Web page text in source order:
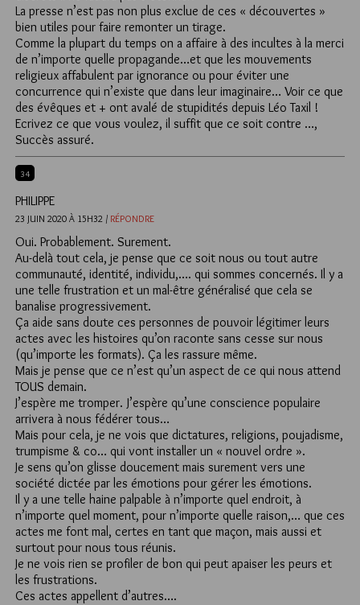
La presse n’est pas non plus exclue de ces « découvertes »
bien utiles pour faire remonter un tirage.
Comme la plupart du temps on a affaire à des incultes à la merci
de n’importe quelle propagande…et que les mouvements
religieux affabulent par ignorance ou pour éviter une
concurrence qui n’existe que dans leur imaginaire… Voir ce que
des évêques et + ont avalé de stupidités depuis Léo Taxil !
Ecrivez ce que vous voulez, il suffit que ce soit contre …,
Succès assuré.
34
PHILIPPE
23 JUIN 2020 À 15H32 / RÉPONDRE
Oui. Probablement. Surement.
Au-delà tout cela, je pense que ce soit nous ou tout autre
communauté, identité, individu,…. qui sommes concernés. Il y a
une telle frustration et un mal-être généralisé que cela se
banalise progressivement.
Ça aide sans doute ces personnes de pouvoir légitimer leurs
actes avec les histoires qu’on raconte sans cesse sur nous
(qu’importe les formats). Ça les rassure même.
Mais je pense que ce n’est qu’un aspect de ce qui nous attend
TOUS demain.
J’espère me tromper. J’espère qu’une conscience populaire
arrivera à nous fédérer tous…
Mais pour cela, je ne vois que dictatures, religions, poujadisme,
trumpisme & co… qui vont installer un « nouvel ordre ».
Je sens qu’on glisse doucement mais surement vers une
société dictée par les émotions pour gérer les émotions.
Il y a une telle haine palpable à n’importe quel endroit, à
n’importe quel moment, pour n’importe quelle raison,… que ces
actes me font mal, certes en tant que maçon, mais aussi et
surtout pour nous tous réunis.
Je ne vois rien se profiler de bon qui peut apaiser les peurs et
les frustrations.
Ces actes appellent d’autres….